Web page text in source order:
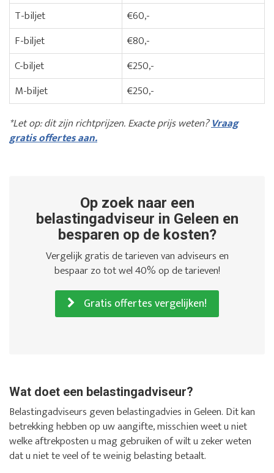
T-biljet
€60,-
F-biljet
€80,-
C-biljet
€250,-
M-biljet
€250,-
*Let op: dit zijn richtprijzen. Exacte prijs weten?Vraag
gratis offertes aan.
Op zoek naar een
belastingadviseur in Geleen en
besparen op de kosten?
Vergelijk gratis de tarieven van adviseurs en
bespaar zo tot wel 40% op de tarieven!
Gratis offertes vergelijken!
Wat doet een belastingadviseur?
Belastingadviseurs geven belastingadvies in Geleen. Dit kan
betrekking hebben op uw aangifte, misschien weet u niet
welke aftrekposten u mag gebruiken of wilt u zeker weten
dat u niet te veel of te weinig belasting betaalt.